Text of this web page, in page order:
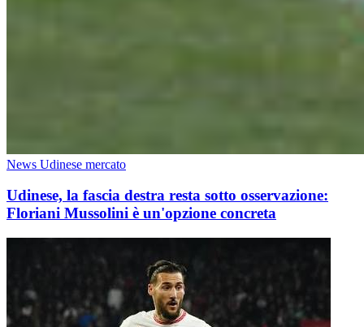
News Udinese mercato
Udinese, la fascia destra resta sotto osservazione:
Floriani Mussolini è un'opzione concreta